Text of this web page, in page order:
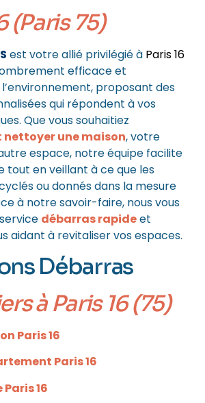
(Paris 75)
est votre allié privilégié à Paris 16
efficace et
proposant des
qui répondent à vos
Que vous souhaitiez
nettoyer une maison, votre
espace, notre équipe facilite
en veillant à ce que les
ou donnés dans la mesure
à notre savoir-faire, nous vous
débarras rapideet
aidant à revitaliser vos espaces.
Débarras
à Paris 16 (75)
Paris 16
Paris 16
16